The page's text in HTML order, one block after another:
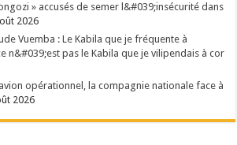
» accusés de semer l&#039;insécurité dans
2026
Vuemba : Le Kabila que je fréquente à
n&#039;est pas le Kabila que je vilipendais à cor
opérationnel, la compagnie nationale face à
2026